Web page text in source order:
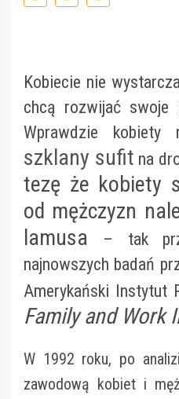
Kobiecie nie
chcą rozwijać swoje
Wprawdzie kobiety
szklany sufit na
tezę że kobiety
od mężczyzn
lamusa – tak
najnowszych badań
Amerykański Instytut
Family and Work
W 1992 roku, po
zawodową kobiet i